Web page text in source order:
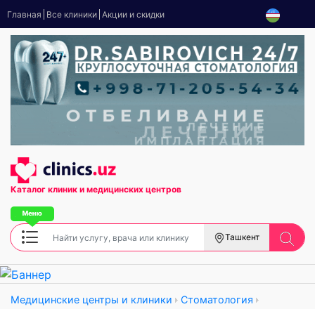
Главная Все клиники Акции и скидки
Каталог клиник и медицинских центров
Ташкент
Медицинские центры и клиники
Стоматология